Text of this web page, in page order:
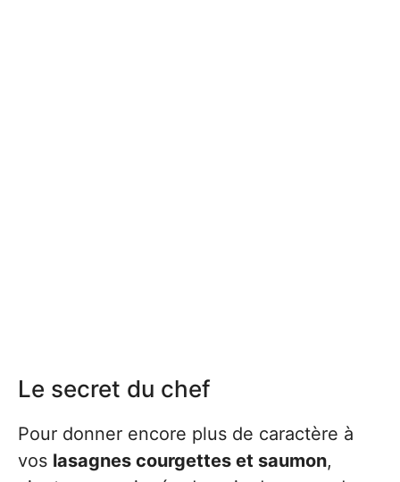
Le secret du chef
Pour donner encore plus de caractère à
vos lasagnes courgettes et saumon,